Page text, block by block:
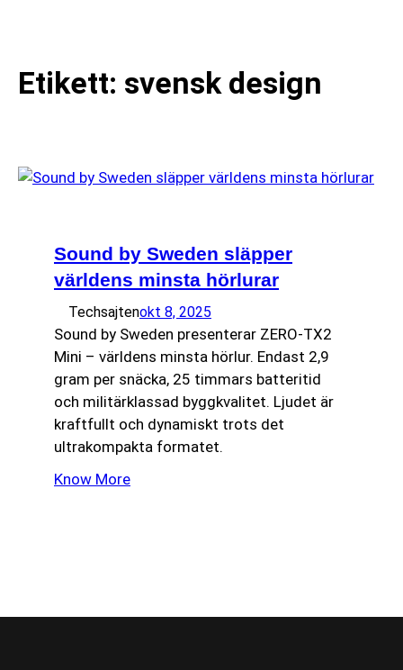
Etikett: svensk design
Sound by Sweden släpper
världens minsta hörlurar
Techsajtenokt 8, 2025
Sound by Sweden presenterar ZERO-TX2
Mini – världens minsta hörlur. Endast 2,9
gram per snäcka, 25 timmars batteritid
och militärklassad byggkvalitet. Ljudet är
kraftfullt och dynamiskt trots det
ultrakompakta formatet.
Know More